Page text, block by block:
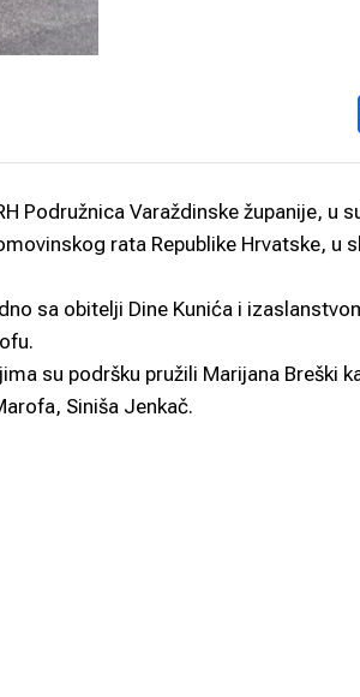
Podružnica Varaždinske županije, u
rata Republike Hrvatske, u
sa obitelji Dine Kunića i
su podršku pružili Marijana Breški
Siniša Jenkač.